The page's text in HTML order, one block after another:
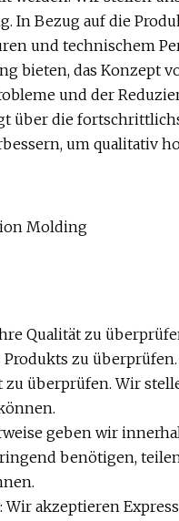
In Bezug auf die
und technischem
bieten, das Konzept
und der
über die
um qualitativ
Qualität zu
zu
zu überprüfen. Wir
geben wir
benötigen,
akzeptieren Express